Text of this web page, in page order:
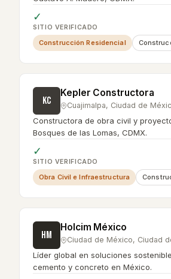
✓
SITIO VERIFICADO
Construcción Residencial
KC
Kepler Constructora
Cuajimalpa, Ciudad de
Constructora de obra civil y
Bosques de las Lomas, CDMX.
✓
SITIO VERIFICADO
Obra Civil e Infraestructura
HM
Holcim México
Ciudad de México, Ciudad
Líder global en soluciones
cemento y concreto en México.